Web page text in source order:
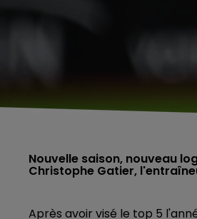
Nouvelle saison, nouveau
Christophe Gatier,
Après avoir visé le top 5